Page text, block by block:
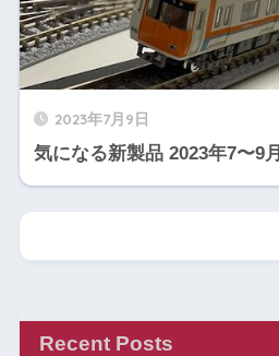
2023年7月9日
気になる新製品 2023年7〜9月
Recent Posts